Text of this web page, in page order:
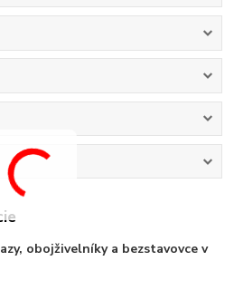
obojživelníky a bezstavovce v